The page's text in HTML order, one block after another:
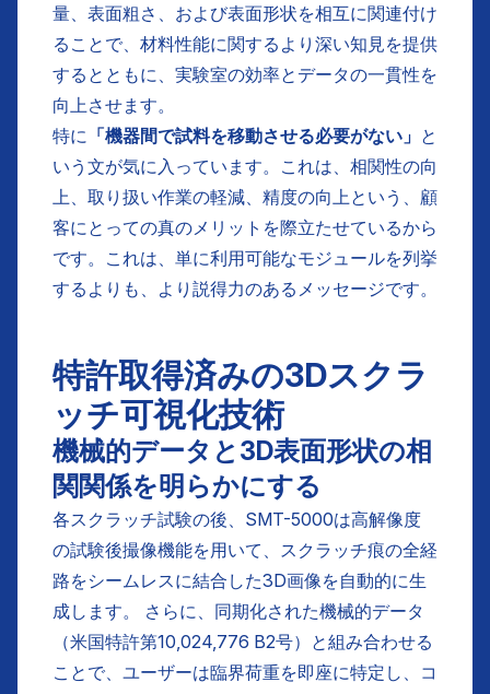
量、表面粗さ、および表面形状を相互に関連付け
ることで、材料性能に関するより深い知見を提供
するとともに、実験室の効率とデータの一貫性を
向上させます。
特に 「機器間で試料を移動させる必要がない」 と
いう文が気に入っています。これは、相関性の向
上、取り扱い作業の軽減、精度の向上という、顧
客にとっての真のメリットを際立たせているから
です。これは、単に利用可能なモジュールを列挙
するよりも、より説得力のあるメッセージです。
特許取得済みの3Dスクラ
ッチ可視化技術
機械的データと3D表面形状の相
関関係を明らかにする
各スクラッチ試験の後、SMT-5000は高解像度
の試験後撮像機能を用いて、スクラッチ痕の全経
路をシームレスに結合した3D画像を自動的に生
成します。 さらに、同期化された機械的データ
（米国特許第10,024,776 B2号）と組み合わせる
ことで、ユーザーは臨界荷重を即座に特定し、コ